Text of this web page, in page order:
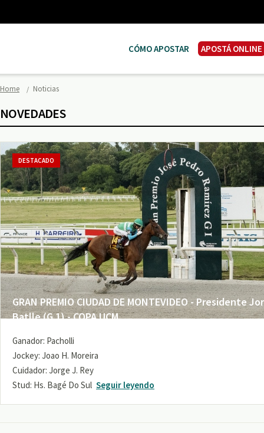
CÓMO APOSTAR APOSTÁ ONLINE
Home Noticias
NOVEDADES
GRAN PREMIO CIUDAD DE MONTEVIDEO - Presidente
Batlle (G 1) - COPA UCM
DESTACADO
Ganador: Pacholli
Jockey: Joao H. Moreira
Cuidador: Jorge J. Rey
Stud: Hs. Bagé Do Sul Seguir leyendo